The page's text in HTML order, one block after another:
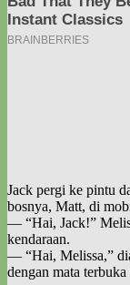
Jack pergi ke pintu
bosnya, Matt, di
— “Hai, Jack!”
kendaraan.
— “Hai, Melissa,”
dengan mata terbuka